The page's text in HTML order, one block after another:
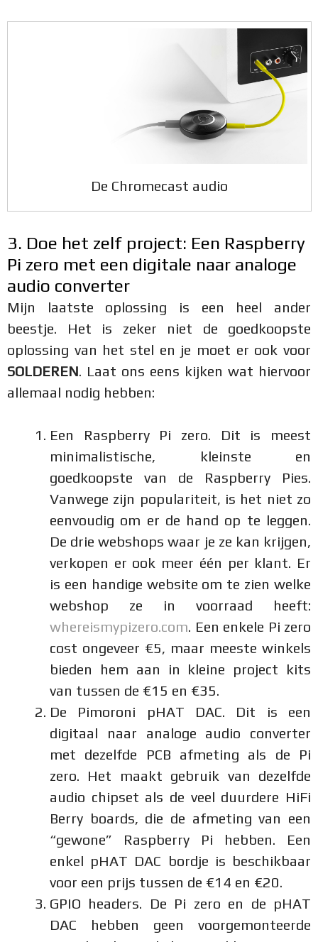
De Chromecast audio
3. Doe het zelf project: Een Raspberry
Pi zero met een digitale naar analoge
audio converter
Mijn laatste oplossing is een heel ander
beestje. Het is zeker niet de goedkoopste
oplossing van het stel en je moet er ook voor
SOLDEREN. Laat ons eens kijken wat hiervoor
allemaal nodig hebben:
Een Raspberry Pi zero. Dit is meest
minimalistische, kleinste en
goedkoopste van de Raspberry Pies.
Vanwege zijn populariteit, is het niet zo
eenvoudig om er de hand op te leggen.
De drie webshops waar je ze kan krijgen,
verkopen er ook meer één per klant. Er
is een handige website om te zien welke
webshop ze in voorraad heeft:
whereismypizero.com. Een enkele Pi zero
cost ongeveer €5, maar meeste winkels
bieden hem aan in kleine project kits
van tussen de €15 en €35.
De Pimoroni pHAT DAC. Dit is een
digitaal naar analoge audio converter
met dezelfde PCB afmeting als de Pi
zero. Het maakt gebruik van dezelfde
audio chipset als de veel duurdere HiFi
Berry boards, die de afmeting van een
“gewone” Raspberry Pi hebben. Een
enkel pHAT DAC bordje is beschikbaar
voor een prijs tussen de €14 en €20.
GPIO headers. De Pi zero en de pHAT
DAC hebben geen voorgemonteerde